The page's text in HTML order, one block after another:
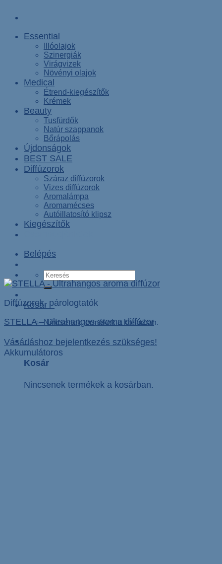
Essential
Illóolajok
Szinergiák
Virágvizek
Növényi olajok
Medical
Étrend-kiegészítők
Krémek
Beauty
Tusfürdők
Natúr szappanok
Bőrápolás
Újdonságok
BEST SALE
Diffúzorok
Száraz diffúzorok
Vizes diffúzorok
Aromalámpa
Aromamécses
Autóillatosító klipsz
Kiegészítők
Belépés
Keresés
a
következőre:
Kosár 0
Nincsenek termékek a kosárban.
0
Kosár
Nincsenek termékek a kosárban.
Diffúzorok, párologtatók
STELLA – Ultrahangos aroma diffúzor
Vásárláshoz bejelentkezés szükséges!
Akkumulátoros